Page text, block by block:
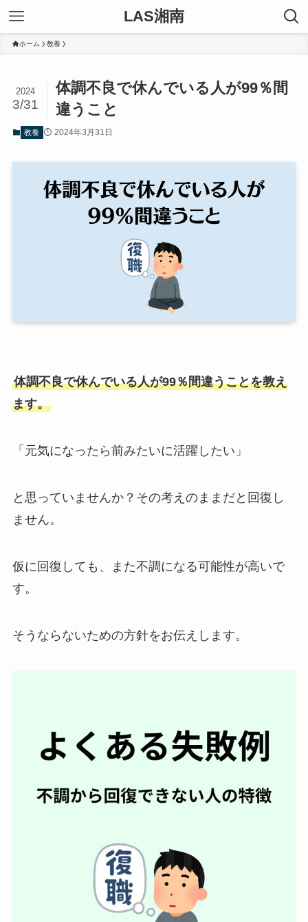
LAS湘南
ホーム 教養
体調不良で休んでいる人が99％間
違うこと
2024
3/31
教養 2024年3月31日
体調不良で休んでいる人が99％間違うことを教え
ます。
「元気になったら前みたいに活躍したい」
と思っていませんか？その考えのままだと回復し
ません。
仮に回復しても、また不調になる可能性が高いで
す。
そうならないための方針をお伝えします。